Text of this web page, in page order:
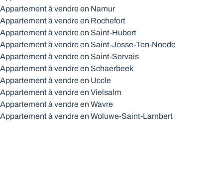
Appartement à vendre en Namur
Appartement à vendre en Rochefort
Appartement à vendre en Saint-Hubert
Appartement à vendre en Saint-Josse-Ten-Noode
Appartement à vendre en Saint-Servais
Appartement à vendre en Schaerbeek
Appartement à vendre en Uccle
Appartement à vendre en Vielsalm
Appartement à vendre en Wavre
Appartement à vendre en Woluwe-Saint-Lambert